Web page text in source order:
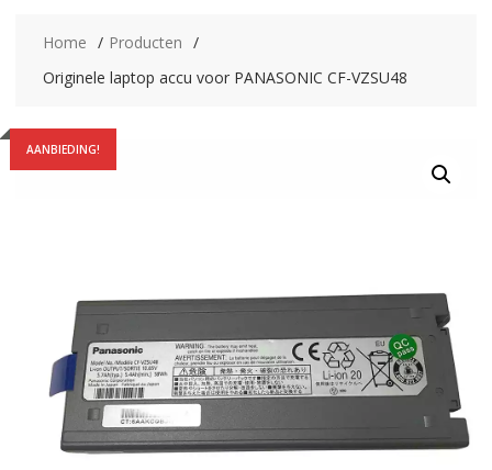
Home
Producten
Originele laptop accu voor PANASONIC CF-VZSU48
AANBIEDING!